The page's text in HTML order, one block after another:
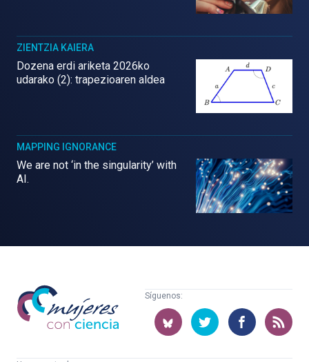
ZIENTZIA KAIERA
Dozena erdi ariketa 2026ko
udarako (2): trapezioaren aldea
MAPPING IGNORANCE
We are not ‘in the singularity’ with
AI.
Mujeres
con
ciencia
Síguenos: